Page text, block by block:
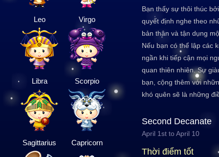
Leo Virgo
Libra Scorpio
Sagittarius Capricorn
Bạn thấy sự thôi thúc
quyết định nghe theo
bản thân và tận dụng
Nếu bạn có thể lập các
ngần khi tiếp cận mọi
quan thiên nhiên. Sự
bạn, cộng thêm với
khó quên sẽ là những
Second Decanate
April 1st to April 10
Thời điểm tốt